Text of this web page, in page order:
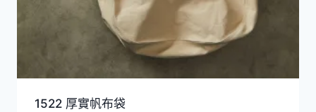
1522 厚實帆布袋